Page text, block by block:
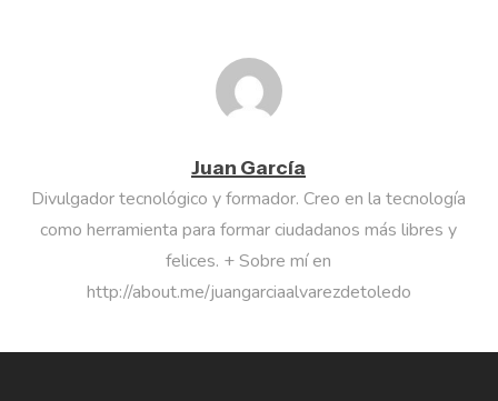
Juan García
Divulgador tecnológico y formador. Creo en la tecnología
como herramienta para formar ciudadanos más libres y
felices. + Sobre mí en
http://about.me/juangarciaalvarezdetoledo